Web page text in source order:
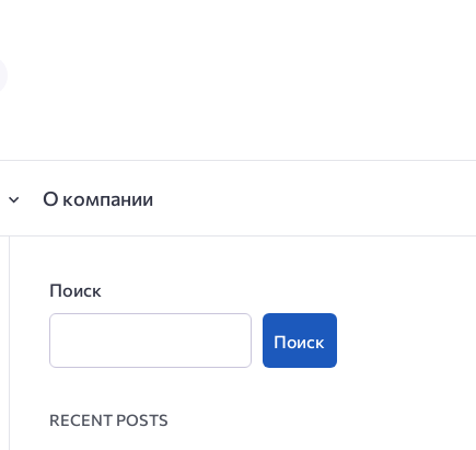
О компании
Поиск
Поиск
RECENT POSTS